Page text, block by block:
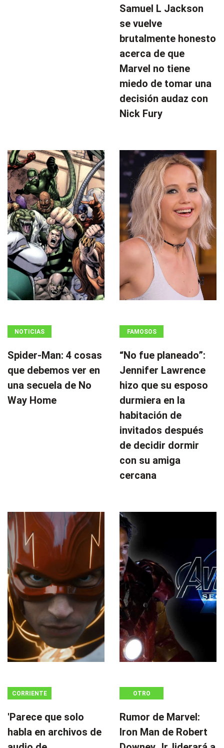
Samuel L Jackson
se vuelve
brutalmente honesto
acerca de que
Marvel no tiene
miedo de tomar una
decisión audaz con
Nick Fury
NOTICIAS
Spider-Man: 4 cosas
que debemos ver en
una secuela de No
Way Home
FAMOSOS
“No fue planeado”: ​​
Jennifer Lawrence
hizo que su esposo
durmiera en la
habitación de
invitados después
de decidir dormir
con su amiga
cercana
CORRIENTE
'Parece que solo
habla en archivos de
OTRO
Rumor de Marvel:
Iron Man de Robert